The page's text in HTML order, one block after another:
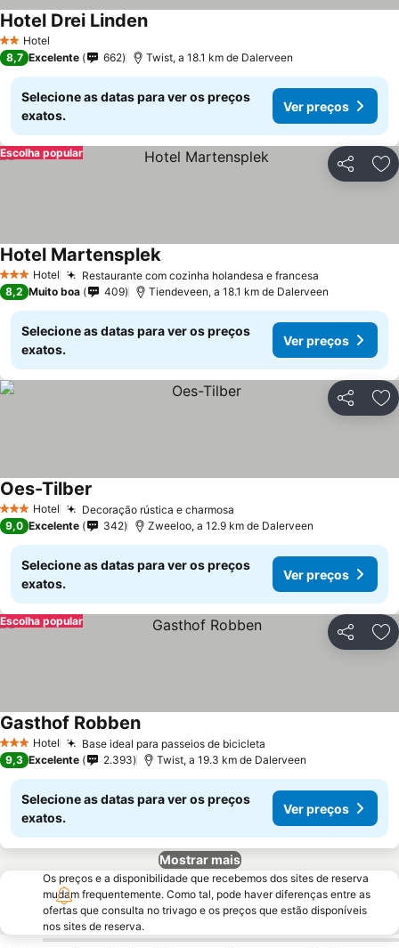
2 Estrelas
Hotel
Hotel Drei Linden
8,7 Excelente 662 Twist, a 18.1 km de Dalerveen
Selecione as datas para ver os preços
exatos.
Ver preços
Partilhar
Escolha popular
3 EstrelasHotel Restaurante com cozinha holandesa e francesa
Hotel Martensplek
8,2 Muito boa 409 Tiendeveen, a 18.1 km de Dalerveen
Selecione as datas para ver os preços
exatos.
Ver preços
Partilhar
3 EstrelasHotel Decoração rústica e charmosa
Oes-Tilber
9,0 Excelente 342 Zweeloo, a 12.9 km de Dalerveen
Selecione as datas para ver os preços
exatos.
Ver preços
Partilhar
Escolha popular
3 EstrelasHotel Base ideal para passeios de bicicleta
Gasthof Robben
9,3 Excelente 2.393 Twist, a 19.3 km de Dalerveen
Selecione as datas para ver os preços
exatos.
Ver preços
Mostrar mais
Os preços e a disponibilidade que recebemos dos sites de reserva
mudam frequentemente. Como tal, pode haver diferenças entre as
ofertas que consulta no trivago e os preços que estão disponíveis
nos sites de reserva.